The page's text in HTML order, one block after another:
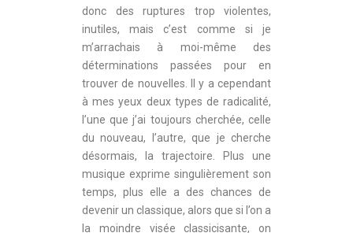
donc des ruptures trop violentes,
inutiles, mais c’est comme si je
m’arrachais à moi-même des
déterminations passées pour en
trouver de nouvelles. Il y a cependant
à mes yeux deux types de radicalité,
l’une que j’ai toujours cherchée, celle
du nouveau, l’autre, que je cherche
désormais, la trajectoire. Plus une
musique exprime singulièrement son
temps, plus elle a des chances de
devenir un classique, alors que si l’on a
la moindre visée classicisante, on